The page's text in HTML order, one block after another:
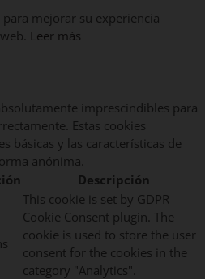
mejorar su experiencia
Leer más
imprescindibles para
Estas cookies
básicas y las características de
anónima.
Descripción
This cookie is set by GDPR
Cookie Consent plugin. The
cookie is used to store the user
consent for the cookies in the
category "Analytics".